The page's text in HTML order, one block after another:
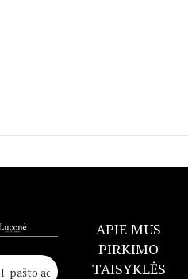
APIE MUS
PIRKIMO
TAISYKLĖS